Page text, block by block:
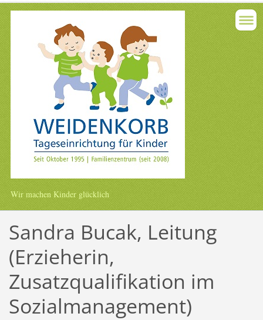
Wir machen Kinder glücklich
Sandra Bucak, Leitung
(Erzieherin,
Zusatzqualifikation im
Sozialmanagement)